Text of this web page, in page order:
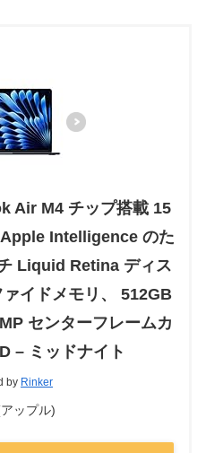
Air M4 チップ搭載 15
Intelligence のた
Liquid Retina ディス
イドメモリ、 512GB
センターフレームカ
– ミッドナイト
by Rinker
ップル)